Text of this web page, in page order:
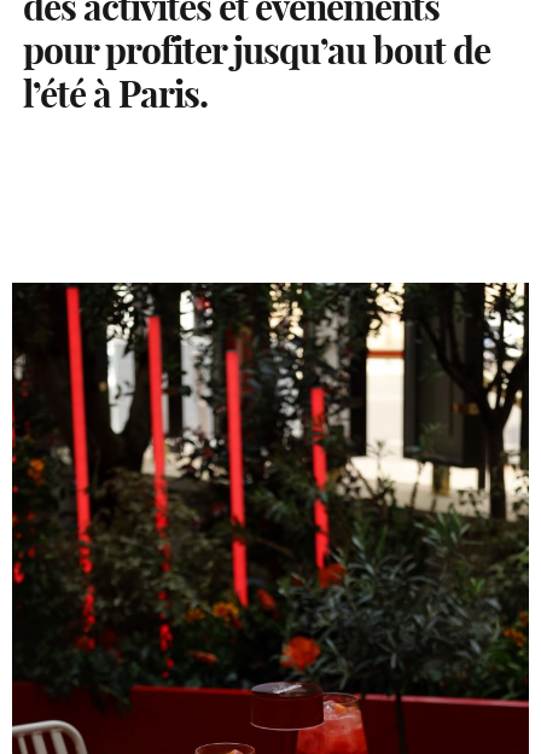
pour profiter jusqu’au bout de
l’été à Paris.